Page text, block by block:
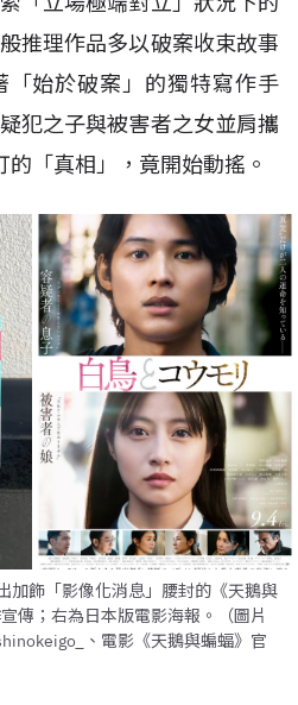
推理作品多以破案收束故事
始於破案」的獨特寫作手
犯之子與被害者之女並肩攜
「真相」，竟開始動搖。
加飾「影像化消息」腰封的《天鵝與
傳；右為日本版電影海報。（圖片
、電影《天鵝與蝙蝠》官